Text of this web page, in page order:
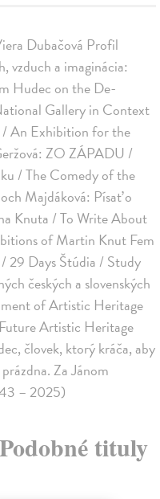
Dubačová Profil
vzduch a imaginácia:
Hudec on the De-
Gallery in Context
/ An Exhibition for the
ZO ZÁPADU /
/ The Comedy of the
Majdáková: Písať o
Knuta / To Write About
of Martin Knut Fem
29 Days Štúdia / Study
českých a slovenských
of Artistic Heritage
Artistic Heritage
človek, ktorý kráča, aby
Za Jánom
– 2025)
Podobné tituly